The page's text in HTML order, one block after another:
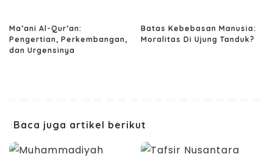
Ma’ani Al-Qur’an:
Pengertian, Perkembangan,
dan Urgensinya
Batas Kebebasan Manusia:
Moralitas Di Ujung Tanduk?
Baca juga artikel berikut